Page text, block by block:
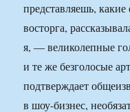
представляешь,
восторга,
я, — великолепные
и те же безголосые
подтверждает
в шоу-бизнес,